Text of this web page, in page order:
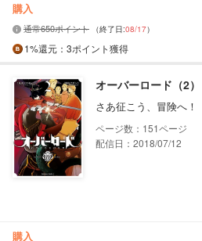
購入
通常650ポイント （終了日:08/17）
1%還元 ：3ポイント獲得
オーバーロード（2）
さあ征こう、冒険へ！
151
配信日：2018/07/12
購入